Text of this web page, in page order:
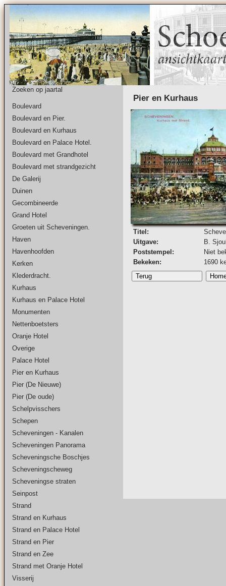
Zoeken op jaartal
Boulevard
Boulevard en Pier.
Boulevard en Kurhaus
Boulevard en Palace Hotel.
Boulevard met Grandhotel
Boulevard met strandgezicht
De Galerij
Duinen
Gecombineerde
Grand Hotel
Groeten uit Scheveningen.
Haven
Havenhoofden
Kerken
Klederdracht.
Kurhaus
Kurhaus en Palace Hotel
Monumenten
Nettenboetsters
Oranje Hotel
Overige
Palace Hotel
Pier en Kurhaus
Pier (De Nieuwe)
Pier (De oude)
Schelpvisschers
Schepen
Scheveningen - Kanalen
Scheveningen Panorama
Scheveningsche Boschjes
Scheveningscheweg
Scheveningse straten
Seinpost
Strand
Strand en Kurhaus
Strand en Palace Hotel
Strand en Pier
Strand en Zee
Strand met Oranje Hotel
Visserij
Pier en Kurhaus
Titel:
Uitgave:
B.
Poststempel:
Niet
Bekeken:
1690